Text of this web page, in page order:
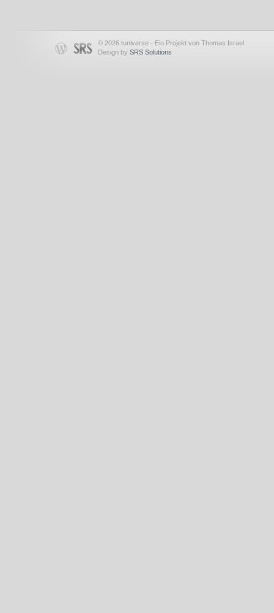
© 2026 tuniverse - Ein Projekt von Thomas Israel
Design by SRS Solutions